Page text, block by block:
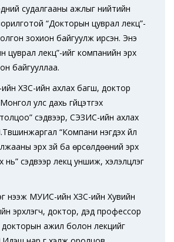
судалгааны ажлыг нийтийн
“Докторын цуврал лекц”-
зохион байгуулж ирсэн. Энэ
цуврал лекц”-ийг компанийн эрх
байгууллаа.
ХЗС-ийн ахлах багш, доктор
улс дахь гүйцэтгэх
сэдвээр, СЭЗИС-ийн ахлах
“Компани нэгдэх үйл
эрх зүй ба өрсөлдөөний эрх
нь” сэдвээр лекц уншиж, хэлэлцүүлэг
нээж МУИС-ийн ХЗС-ийн Хувийн
эрхлэгч, доктор, дэд профессор
ажил болон лекцийг